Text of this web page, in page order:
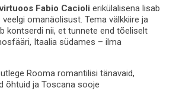
Fabio Cacioli erikülalisena lisab
omanäolisust. Tema välkkiire ja
kontserdi nii, et tunnete end tõeliselt
Itaalia südames – ilma
Rooma romantilisi tänavaid,
õhtuid ja Toscana sooje